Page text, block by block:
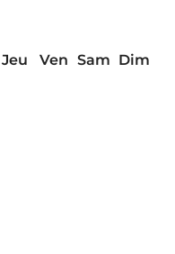
Jeu Ven Sam Dim